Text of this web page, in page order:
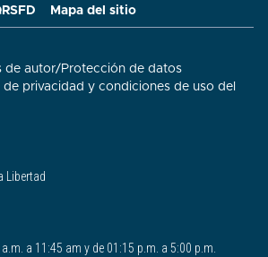
Mapa del sitio
de autor/ Protección de datos
de privacidad y condiciones de uso del
Libertad
a 11:45 am y de 01:15 p.m. a 5:00 p.m.